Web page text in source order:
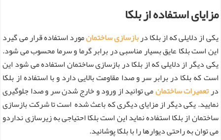
مزایای استفاده از بلکا
یکی از دلایلی که از بلکا دربازسازی ساختمانمورد استفاده قرار می گیرد
این است بلکا عایق بسیار مناسبی در برابر گرما و سرما محسوب می شود.
یکی دیگر از دلایلی که از بلکا در بازسازی ساختمان استفاده می شود این
است که بلکا در برابر سر و صدا مقاومت بالایی دارد و با استفاده از بلکا
درتعمیرات ساختمانمی توانید از ورود و خارج شدن سر و صدا جلوگیری
نمایید. یکی دیگر از مزایای دیگری که باعث شده است تا شرکت بازسازی
ساختمان از بلکا استفاده نماید این است بلکا احتیاجی به زیرسازی نداردو
می توان به راحتی دیوارها را با بلکا پوشانید.